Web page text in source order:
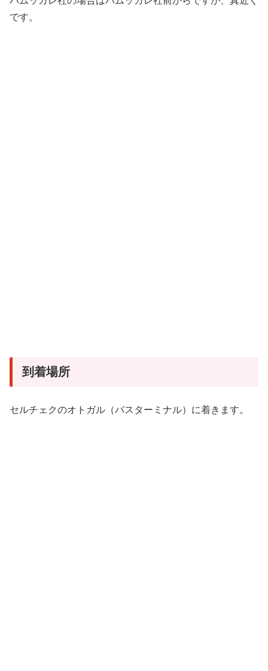
です。
到着場所
セルチェクのオトガル（バスターミナル）に着きます。